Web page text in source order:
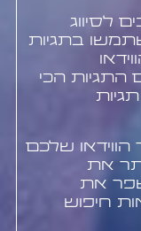
לסיווג
בתגיות
התגיות הכי
הווידאו שלכם
את
את
חיפוש